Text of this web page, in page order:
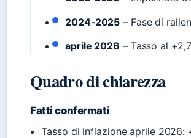
2024‑2025 – Fase di
aprile 2026 – Tasso al
Quadro di chiarezza
Fatti confermati
Tasso di inflazione aprile 2026: